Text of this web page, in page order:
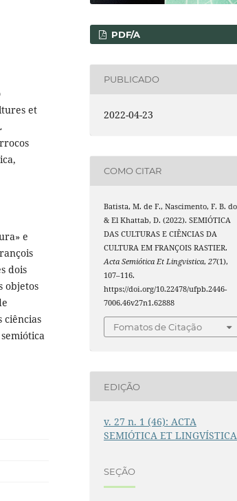
et
e
dois
objetos
ciências
PDF/A
PUBLICADO
2022-04-23
COMO CITAR
Batista, M. de F., Nascimento, F. B.
& El Khattab, D. (2022). SEMIÓTICA
DAS CULTURAS E CIÊNCIAS DA
CULTURA EM FRANÇOIS RASTIER.
Acta Semiótica Et Lingvistica,27(1),
107–116.
https://doi.org/10.22478/ufpb.2446-
7006.46v27n1.62888
Fomatos de Citação
EDIÇÃO
v. 27 n. 1 (46): ACTA
SEMIÓTICA ET LINGVÍSTICA
SEÇÃO